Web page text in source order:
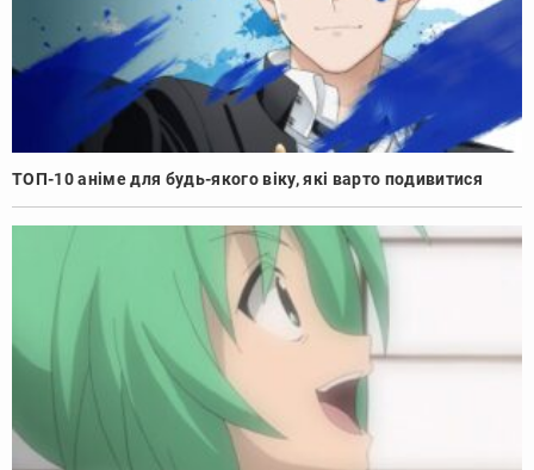
ТОП-10 аніме для будь-якого віку, які варто подивитися